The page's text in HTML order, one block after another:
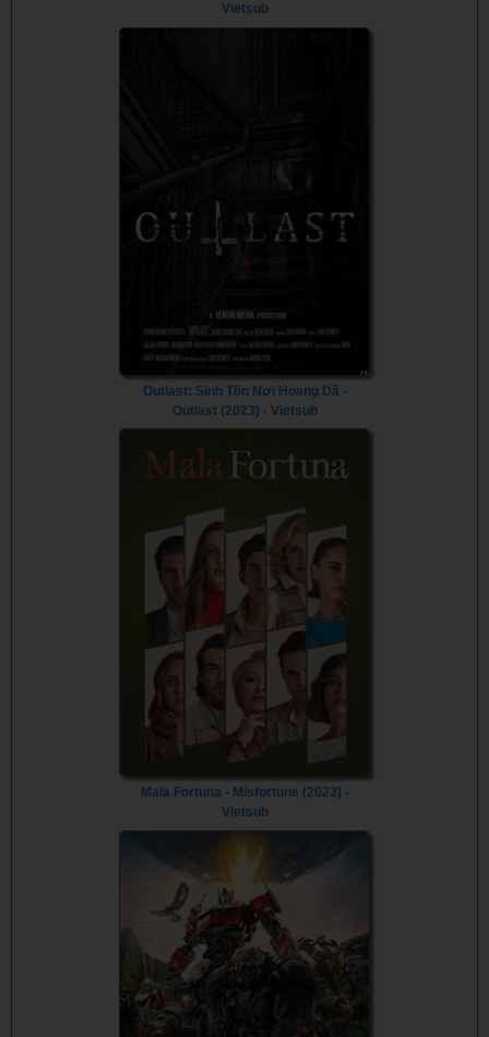
Vietsub
Outlast: Sinh Tồn Nơi Hoang Dã -
Outlast (2023) - Vietsub
Mala Fortuna - Misfortune (2023) -
Vietsub